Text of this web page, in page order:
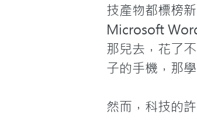
技產物都標榜
Microsoft
那兒去，花了
子的手機，那
然而，科技的